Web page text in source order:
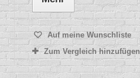
Auf meine Wunschliste
Zum Vergleich hinzufügen